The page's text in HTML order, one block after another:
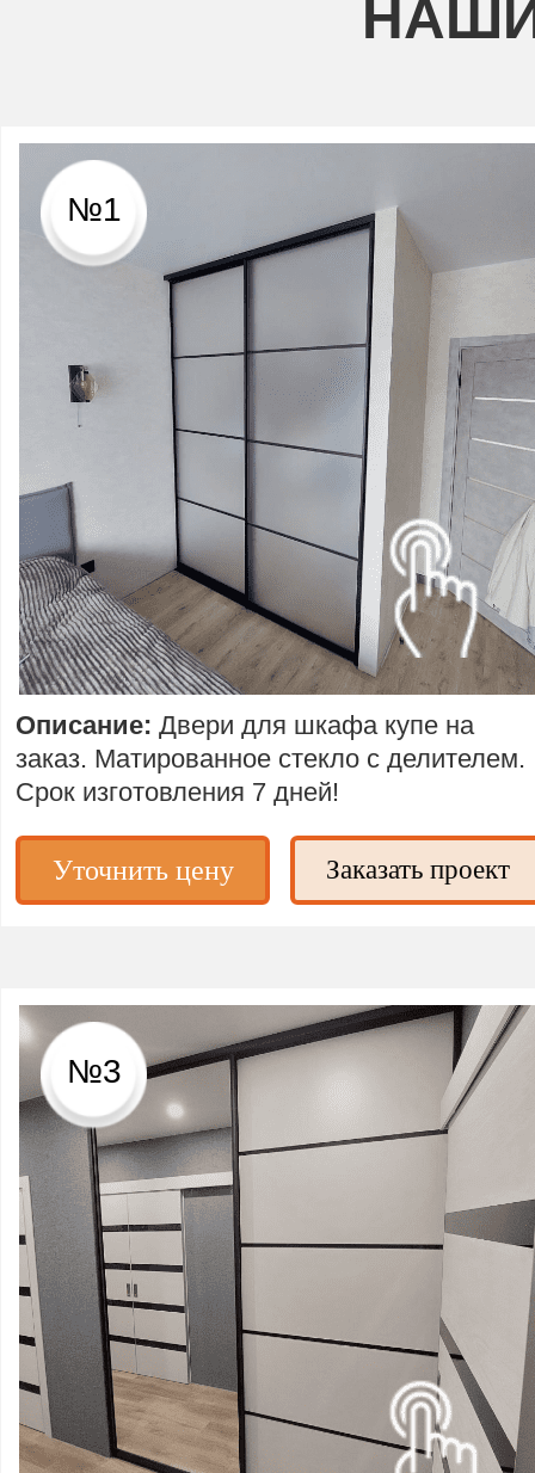
№3
Уточнить цену
№1
Описание:Двери для шкафа купе на
заказ. Матированное стекло с делителем.
Срок изготовления 7 дней!
Заказать проект